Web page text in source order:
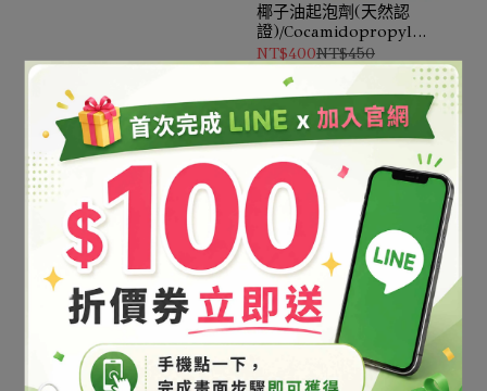
椰子油起泡劑(天然認
證)/Cocamidopropyl
Betaine/4L
NT$400NT$450
椰子油起泡劑(天然認
證)/Cocamidopropyl
Betaine/500ml
NT$70 NT$80